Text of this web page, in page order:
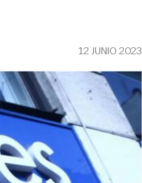
12 JUNIO 2023